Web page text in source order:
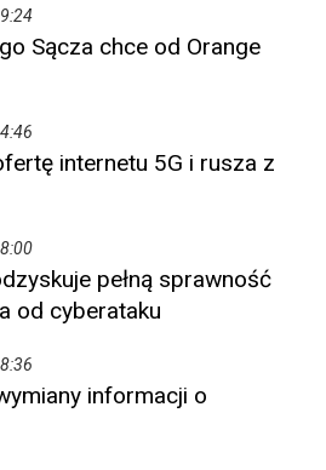
Sącza chce od Orange
internetu 5G i rusza z
pełną sprawność
od cyberataku
informacji o